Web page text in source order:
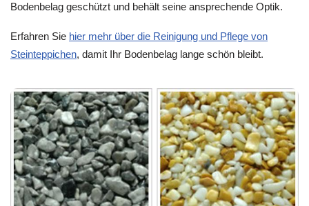
Bodenbelag geschützt und behält seine ansprechende Optik.
Erfahren Sie hier mehr über die Reinigung und Pflege von
Steinteppichen, damit Ihr Bodenbelag lange schön bleibt.